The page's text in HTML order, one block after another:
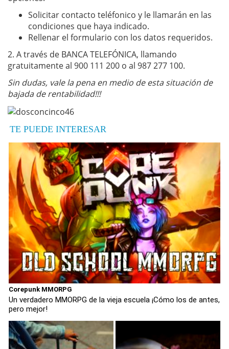
Solicitar contacto teléfonico y le llamarán en las
condiciones que haya indicado.
Rellenar el formulario con los datos requeridos.
2. A través de BANCA TELEFÓNICA, llamando
gratuitamente al 900 111 200 o al 987 277 100.
Sin dudas, vale la pena en medio de esta situación de
bajada de rentabilidad!!!
TE PUEDE INTERESAR
Corepunk MMORPG
Un verdadero MMORPG de la vieja escuela ¡Cómo los de antes,
pero mejor!